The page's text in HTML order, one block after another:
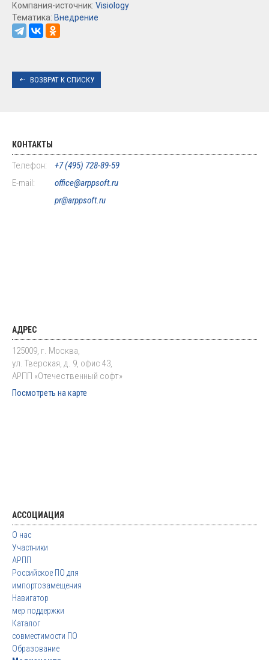
Компания-источник: Visiology
Тематика: Внедрение
ВОЗВРАТ К СПИСКУ
КОНТАКТЫ
Телефон:
+7 (495) 728-89-59
E-mail:
office@arppsoft.ru
pr@arppsoft.ru
АДРЕС
125009, г. Москва,
ул. Тверская, д. 9, офис 43,
АРПП «Отечественный софт»
Посмотреть на карте
АССОЦИАЦИЯ
О нас
Участники
АРПП
Российское ПО для
импортозамещения
Навигатор
мер поддержки
Каталог
совместимости ПО
Образование